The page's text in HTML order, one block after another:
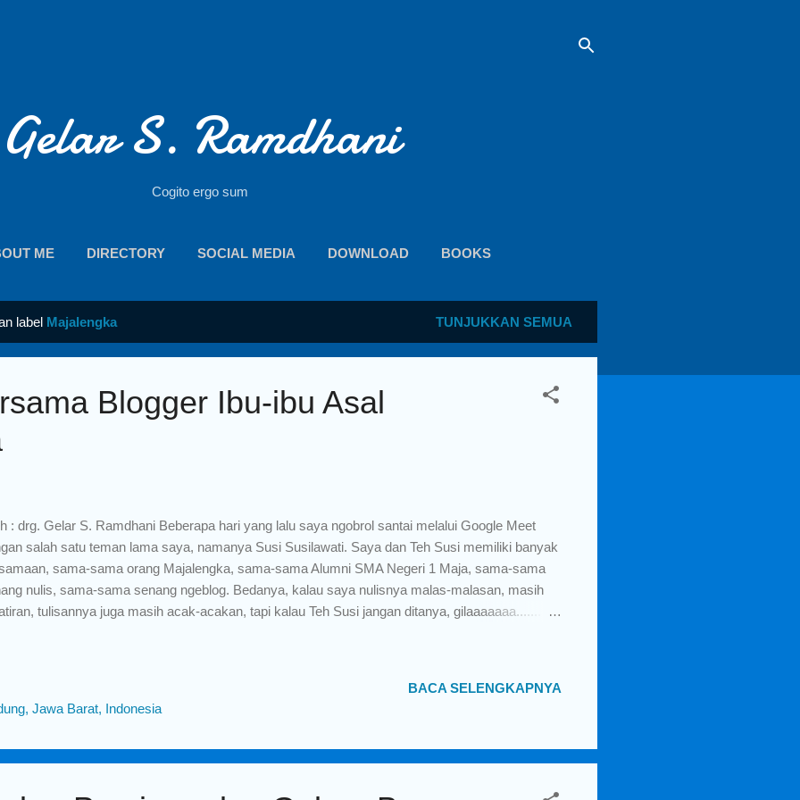
Gelar S. Ramdhani
Cogito ergo sum
ME DIRECTORY SOCIAL MEDIA DOWNLOAD BOOKS
label Majalengka TUNJUKKAN SEMUA
Blogger Ibu-ibu Asal
: drg. Gelar S. Ramdhani Beberapa hari yang lalu saya ngobrol santai melalui Google Meet
salah satu teman lama saya, namanya Susi Susilawati. Saya dan Teh Susi memiliki banyak
sama-sama orang Majalengka, sama-sama Alumni SMA Negeri 1 Maja, sama-sama
nulis, sama-sama senang ngeblog. Bedanya, kalau saya nulisnya malas-malasan, masih
tulisannya juga masih acak-acakan, tapi kalau Teh Susi jangan ditanya, gilaaaaaaa.......
(sumber gambar: instagram @susi.story) Obrolan kami melalui Google Meet tidak
sebelumnya, hanya saja beberapa hari sebelumnya Teh Susi tanya-tanya soal
Jawa Barat, Indonesia
BACA SELENGKAPNYA